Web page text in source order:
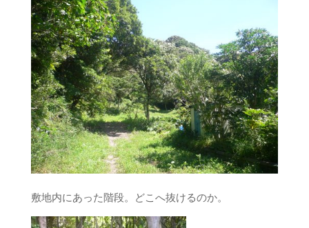
敷地内にあった階段。どこへ抜けるのか。